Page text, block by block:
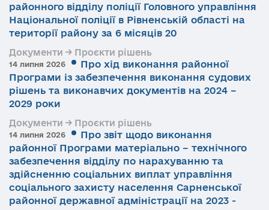
районного відділу поліції Головного управління
Національної поліції в Рівненській області на
території району за 6 місяців 20
Документи → Проєкти рішень
14 липня 2026
Про хід виконання районної
Програми із забезпечення виконання судових
рішень та виконавчих документів на 2024 –
2029 роки
Документи → Проєкти рішень
14 липня 2026
Про звіт щодо виконання
районної Програми матеріально – технічного
забезпечення відділу по нарахуванню та
здійсненню соціальних виплат управління
соціального захисту населення Сарненської
районної державної адміністрації на 2023 -